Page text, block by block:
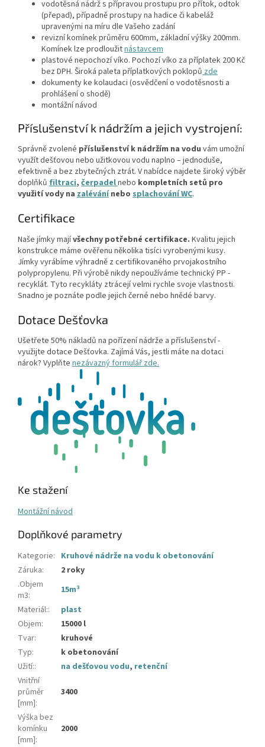
vodotěsná nádrž s přípravou prostupu pro přítok, odtok
(přepad), případně prostupy na hadice či kabeláž
upravenými na míru dle Vašeho zadání
revizní komínek průměru 600mm, základní výšky 200mm.
Komínek lze prodloužitnástavcem
plastové nepochozí víko. Pochozí víko za příplatek 200 Kč
bez DPH. Široká paleta příplatkových poklopů zde
dokumenty ke kolaudaci (osvědčení o vodotěsnosti a
prohlášení o shodě)
montážní návod
Příslušenství k nádržím a jejich vystrojení:
Správně zvolené příslušenství k nádržím na vodu vám umožní
využít dešťovou nebo užitkovou vodu naplno – jednoduše,
efektivně a bez zbytečných ztrát. V nabídce najdete široký výběr
doplňků filtraci, čerpadelnebo kompletních setů pro
využití vody na zalévání nebo splachování WC.
Certifikace
Naše jímky majívšechny potřebné certifikace. Kvalitu jejich
konstrukce máme ověřenu několika tisíci vyrobenými kusy.
Jímky vyrábíme výhradně z certifikovaného prvojakostního
polypropylenu. Při výrobě nikdy nepoužíváme technický PP -
recyklát. Tyto recykláty ztrácejí velmi rychle svoje vlastnosti.
Snadno je poznáte podle jejich černé nebo hnědé barvy.
Dotace Dešťovka
Ušetřete 50% nákladů na pořízení nádrže a příslušenství -
využijte dotace Dešťovka. Zajímá Vás, jestli máte na dotaci
nárok? Vyplňte nezávazný formulář zde.
Ke stažení
Montážní návod
Doplňkové parametry
Kategorie: Kruhové nádrže na vodu k obetonování
Záruka:
2 roky
.Objem
m3:
15m³
Materiál::
plast
Objem:
15000 l
Tvar:
kruhové
Typ:
k obetonování
Užití:: na dešťovou vodu, retenční
Vnitřní
průměr
[mm]:
3400
Výška bez
komínku
[mm]:
2000